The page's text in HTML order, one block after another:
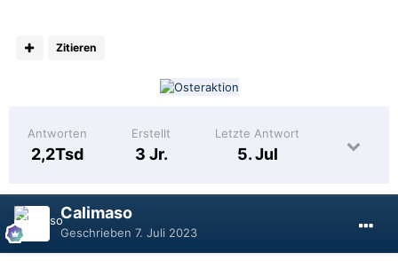
Zitieren
Antworten
2,2Tsd
Erstellt
3 Jr.
Letzte Antwort
5. Jul
Calimaso
Geschrieben 7. Juli 2023